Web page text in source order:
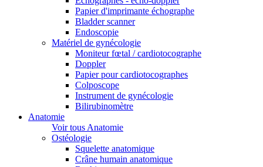
Papier d'imprimante échographe
Bladder scanner
Endoscopie
Matériel de gynécologie
Moniteur fœtal / cardiotocographe
Doppler
Papier pour cardiotocographes
Colposcope
Instrument de gynécologie
Bilirubinomètre
Anatomie
Voir tous Anatomie
Ostéologie
Squelette anatomique
Crâne humain anatomique